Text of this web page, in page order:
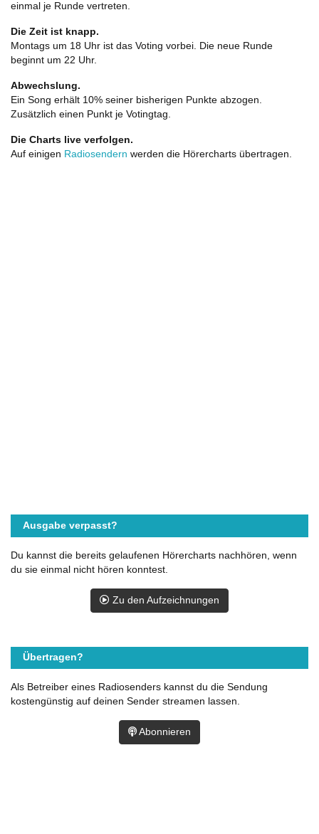
einmal je Runde vertreten.
Die Zeit ist knapp.
Montags um 18 Uhr ist das Voting vorbei. Die neue Runde
beginnt um 22 Uhr.
Abwechslung.
Ein Song erhält 10% seiner bisherigen Punkte abzogen.
Zusätzlich einen Punkt je Votingtag.
Die Charts live verfolgen.
Auf einigen Radiosendern werden die Hörercharts übertragen.
Ausgabe verpasst?
Du kannst die bereits gelaufenen Hörercharts nachhören, wenn
du sie einmal nicht hören konntest.
Zu den Aufzeichnungen
Übertragen?
Als Betreiber eines Radiosenders kannst du die Sendung
kostengünstig auf deinen Sender streamen lassen.
Abonnieren